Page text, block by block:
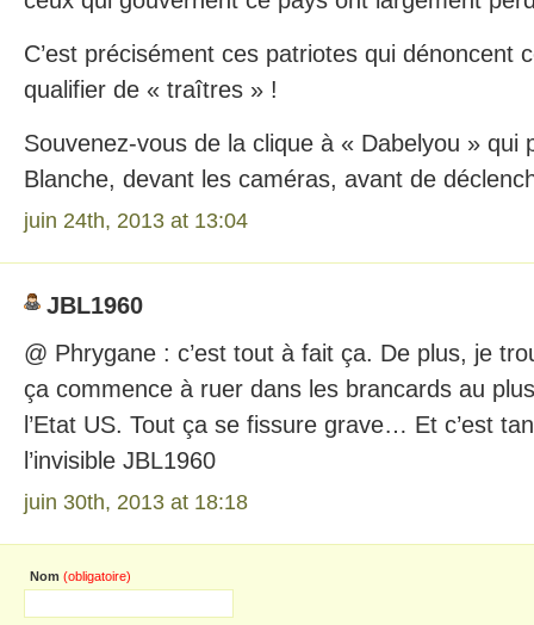
C’est précisément ces patriotes qui dénoncent
qualifier de « traîtres » !
Souvenez-vous de la clique à « Dabelyou » qui
Blanche, devant les caméras, avant de
juin 24th, 2013 at 13:04
JBL1960
@ Phrygane : c’est tout à fait ça. De plus, je
ça commence à ruer dans les brancards au
l’Etat US. Tout ça se fissure grave… Et c’est
l’invisible JBL1960
juin 30th, 2013 at 18:18
Nom (obligatoire)